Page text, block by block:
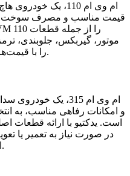
ام وی ام 110، یک
قیمت مناسب و مصرف سوخت
موتور، گیربکس، جلوبندی،
را با قیمت‌های رقابتی و کیفیت بالا ارائه می‌دهد.
ام وی ام 315، یک
و امکانات رفاهی مناسب، به
است. یدکتیو با ارائه قطعات
در صورت نیاز به تعمیر یا
لوازم یدکی MVM 315 استفاده کنید.